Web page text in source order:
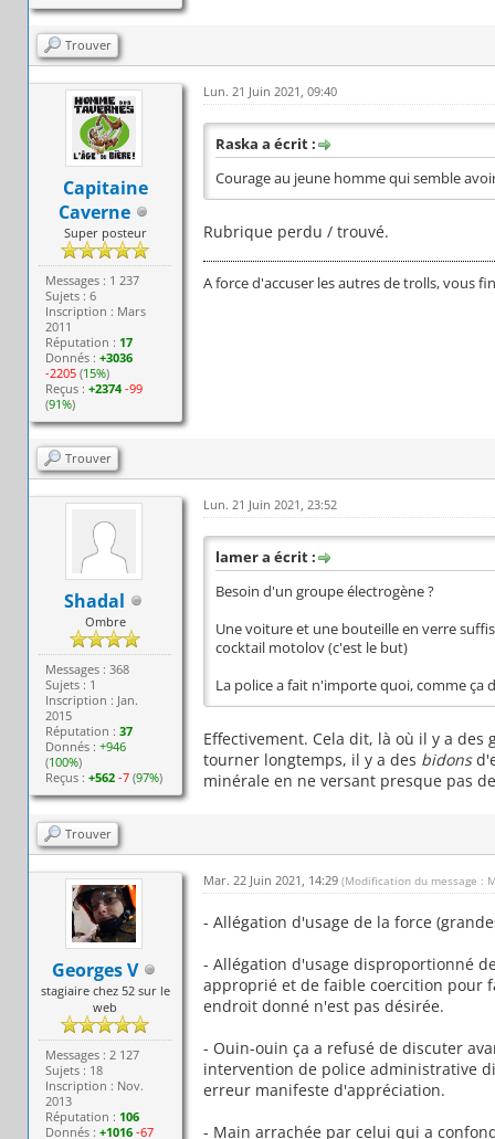
Trouver
Capitaine
Caverne
Super posteur
Messages : 1 237
Sujets : 6
Inscription : Mars
2011
Réputation : 17
Donnés :+3036
-2205 (15%)
Reçus :+2374 -99
(91%)
Lun. 21 Juin 2021, 09:40
Raska a écrit :
Courage au jeune homme qui semble
Rubrique perdu / trouvé.
A force d'accuser les autres de trolls, vous
Trouver
Shadal
Ombre
Messages : 368
Sujets : 1
Inscription : Jan.
2015
Réputation :37
Donnés :+946
(100%)
Reçus :+562 -7 (97%)
Lun. 21 Juin 2021, 23:52
lamer a écrit :
Besoin d'un groupe électrogène ?
Une voiture et une bouteille en verre
cocktail motolov (c'est le but)
La police a fait n'importe quoi, comme ça
Effectivement. Cela dit, là où il y a
tourner longtemps, il y a des bidons
minérale en ne versant presque pas
Trouver
Georges V
stagiaire chez 52 sur le
web
Messages : 2 127
Sujets : 18
Inscription : Nov.
2013
Réputation : 106
Donnés :+1016 -67
Mar. 22 Juin 2021, 14:29 (Modification du message :
- Allégation d'usage de la force
- Allégation d'usage disproportionné
approprié et de faible coercition pour
endroit donné n'est pas désirée.
- Ouin-ouin ça a refusé de discuter
intervention de police administrative
erreur manifeste d'appréciation.
- Main arrachée par celui qui a